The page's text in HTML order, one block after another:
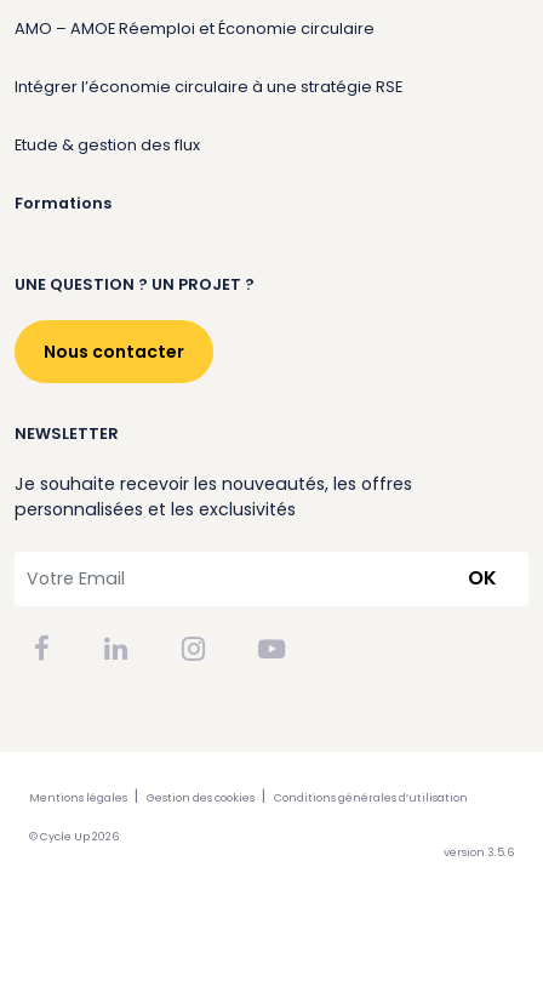
AMO – AMOE Réemploi et Économie circulaire
Intégrer l’économie circulaire à une stratégie RSE
Etude & gestion des flux
Formations
UNE QUESTION ? UN PROJET ?
Nous contacter
NEWSLETTER
Je souhaite recevoir les nouveautés, les offres
personnalisées et les exclusivités
OK
Mentions légales Gestion des cookies Conditions générales d’utilisation
© Cycle Up 2026
version 3.5.6